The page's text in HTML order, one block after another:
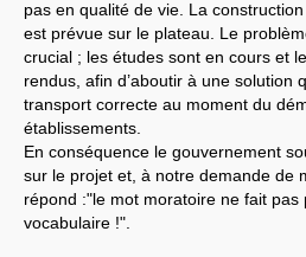
100.CVPP
Retours sur les Comités
TechniquesINRAE
(jusqu’à 2022)
IMAGES
Université Gustave Eiffel
Actualité
Contacts à l’ IFSTTAR
Instances
Lettres au personnel
Précaires à Eiffel
INED
pas en qualité de vie. La
est prévue sur le plateau. Le
crucial ; les études sont en cours et
rendus, afin d’aboutir à une solution
transport correcte au moment du
établissements.
En conséquence le gouvernement
sur le projet et, à notre demande de
répond :"le mot moratoire ne fait pas
vocabulaire !".